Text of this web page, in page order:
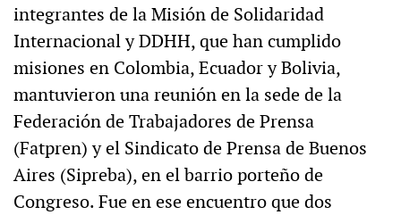
integrantes de la Misión de Solidaridad
Internacional y DDHH, que han cumplido
misiones en Colombia, Ecuador y Bolivia,
mantuvieron una reunión en la sede de la
Federación de Trabajadores de Prensa
(Fatpren) y el Sindicato de Prensa de Buenos
Aires (Sipreba), en el barrio porteño de
Congreso. Fue en ese encuentro que dos